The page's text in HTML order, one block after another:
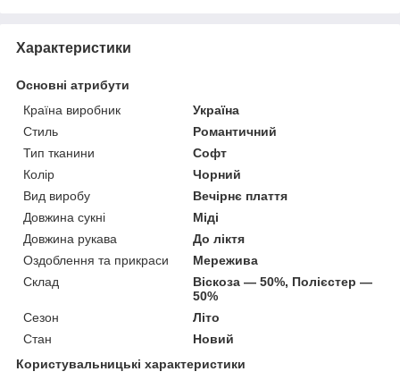
Характеристики
Основні атрибути
Країна виробник
Україна
Стиль
Романтичний
Тип тканини
Софт
Колір
Чорний
Вид виробу
Вечірнє плаття
Довжина сукні
Міді
Довжина рукава
До ліктя
Оздоблення та прикраси
Мережива
Склад
Віскоза — 50%, Полієстер —
50%
Сезон
Літо
Стан
Новий
Користувальницькі характеристики